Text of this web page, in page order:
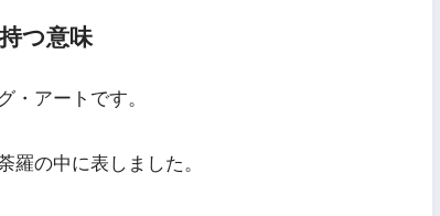
つ意味
・アートです。
羅の中に表しました。